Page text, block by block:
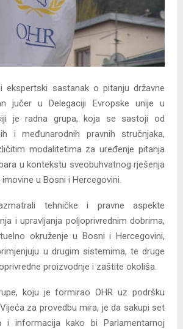
ekspertski sastanak o pitanju državne
jučer u Delegaciji Evropske unije u
je radna grupa, koja se sastoji od
i međunarodnih pravnih stručnjaka,
modalitetima za uređenje pitanja
u kontekstu sveobuhvatnog rješenja
u Bosni i Hercegovini.
tehničke i pravne aspekte
i upravljanja poljoprivrednim dobrima,
okruženje u Bosni i Hercegovini,
u drugim sistemima, te druge
proizvodnje i zaštite okoliša.
koju je formirao OHR uz podršku
za provedbu mira, je da sakupi set
i informacija kako bi Parlamentarnoj